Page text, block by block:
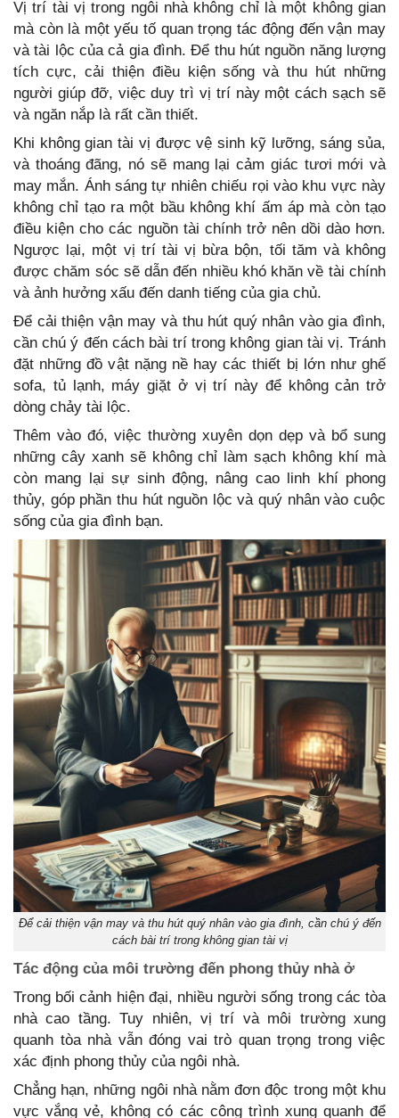
Vị trí tài vị trong ngôi nhà không chỉ là một không gian
mà còn là một yếu tố quan trọng tác động đến vận may
và tài lộc của cả gia đình. Để thu hút nguồn năng lượng
tích cực, cải thiện điều kiện sống và thu hút những
người giúp đỡ, việc duy trì vị trí này một cách sạch sẽ
và ngăn nắp là rất cần thiết.
Khi không gian tài vị được vệ sinh kỹ lưỡng, sáng sủa,
và thoáng đãng, nó sẽ mang lại cảm giác tươi mới và
may mắn. Ánh sáng tự nhiên chiếu rọi vào khu vực này
không chỉ tạo ra một bầu không khí ấm áp mà còn tạo
điều kiện cho các nguồn tài chính trở nên dồi dào hơn.
Ngược lại, một vị trí tài vị bừa bộn, tối tăm và không
được chăm sóc sẽ dẫn đến nhiều khó khăn về tài chính
và ảnh hưởng xấu đến danh tiếng của gia chủ.
Để cải thiện vận may và thu hút quý nhân vào gia đình,
cần chú ý đến cách bài trí trong không gian tài vị. Tránh
đặt những đồ vật nặng nề hay các thiết bị lớn như ghế
sofa, tủ lạnh, máy giặt ở vị trí này để không cản trở
dòng chảy tài lộc.
Thêm vào đó, việc thường xuyên dọn dẹp và bổ sung
những cây xanh sẽ không chỉ làm sạch không khí mà
còn mang lại sự sinh động, nâng cao linh khí phong
thủy, góp phần thu hút nguồn lộc và quý nhân vào cuộc
sống của gia đình bạn.
Để cải thiện vận may và thu hút quý nhân vào gia đình, cần chú ý đến
cách bài trí trong không gian tài vị
Tác động của môi trường đến phong thủy nhà ở
Trong bối cảnh hiện đại, nhiều người sống trong các tòa
nhà cao tầng. Tuy nhiên, vị trí và môi trường xung
quanh tòa nhà vẫn đóng vai trò quan trọng trong việc
xác định phong thủy của ngôi nhà.
Chẳng hạn, những ngôi nhà nằm đơn độc trong một khu
vực vắng vẻ, không có các công trình xung quanh để